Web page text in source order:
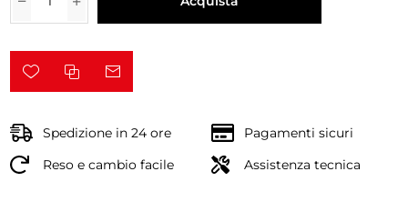
Spedizione in 24 ore
Pagamenti sicuri
Reso e cambio facile
Assistenza tecnica